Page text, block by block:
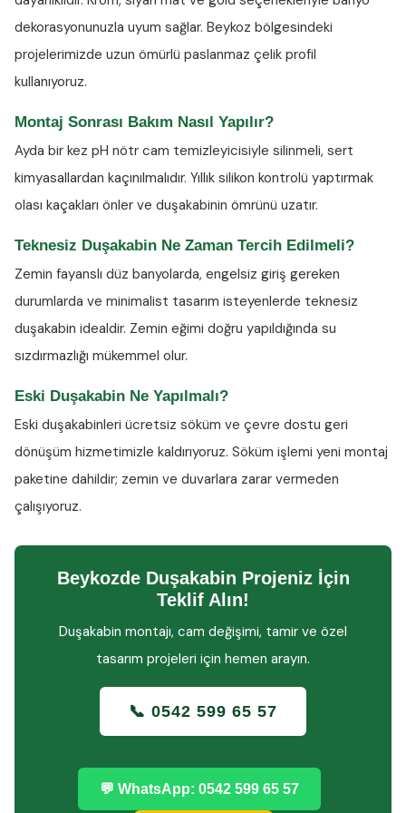
dekorasyonunuzla uyum sağlar. Beykoz bölgesindeki
projelerimizde uzun ömürlü paslanmaz çelik profil
kullanıyoruz.
Montaj Sonrası Bakım Nasıl Yapılır?
Ayda bir kez pH nötr cam temizleyicisiyle silinmeli, sert
kimyasallardan kaçınılmalıdır. Yıllık silikon kontrolü yaptırmak
olası kaçakları önler ve duşakabinin ömrünü uzatır.
Teknesiz Duşakabin Ne Zaman Tercih Edilmeli?
Zemin fayanslı düz banyolarda, engelsiz giriş gereken
durumlarda ve minimalist tasarım isteyenlerde teknesiz
duşakabin idealdir. Zemin eğimi doğru yapıldığında su
sızdırmazlığı mükemmel olur.
Eski Duşakabin Ne Yapılmalı?
Eski duşakabinleri ücretsiz söküm ve çevre dostu geri
dönüşüm hizmetimizle kaldırıyoruz. Söküm işlemi yeni montaj
paketine dahildir; zemin ve duvarlara zarar vermeden
çalışıyoruz.
Beykozde Duşakabin Projeniz İçin
Teklif Alın!
Duşakabin montajı, cam değişimi, tamir ve özel
tasarım projeleri için hemen arayın.
📞 0542 599 65 57
💬 WhatsApp: 0542 599 65 57